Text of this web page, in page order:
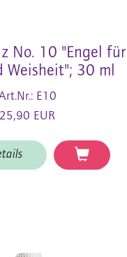
No. 10 "Engel für
Weisheit"; 30 ml
E10
25,90 EUR